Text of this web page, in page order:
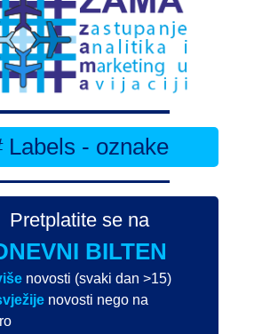
Labels - oznake
Pretplatite se na
BILTEN
novosti (svaki dan >15)
novosti nego na